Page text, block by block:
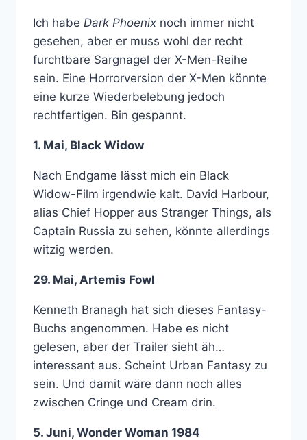
Ich habe Dark Phoenix noch immer nicht
gesehen, aber er muss wohl der recht
furchtbare Sargnagel der X-Men-Reihe
sein. Eine Horrorversion der X-Men könnte
eine kurze Wiederbelebung jedoch
rechtfertigen. Bin gespannt.
1. Mai, Black Widow
Nach Endgame lässt mich ein Black
Widow-Film irgendwie kalt. David Harbour,
alias Chief Hopper aus Stranger Things, als
Captain Russia zu sehen, könnte allerdings
witzig werden.
29. Mai, Artemis Fowl
Kenneth Branagh hat sich dieses Fantasy-
Buchs angenommen. Habe es nicht
gelesen, aber der Trailer sieht äh…
interessant aus. Scheint Urban Fantasy zu
sein. Und damit wäre dann noch alles
zwischen Cringe und Cream drin.
5. Juni, Wonder Woman 1984